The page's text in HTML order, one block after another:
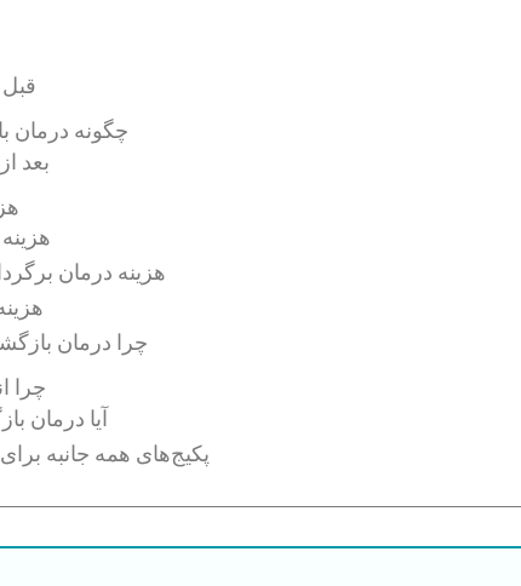
چگونه درمان
بعد
هزینه درمان
چرا درمان
چرا
آیا درمان
پکیج‌های همه جانبه